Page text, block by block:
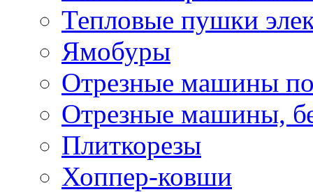
Тепловые пушки
Ямобуры
Отрезные машины
Отрезные машины,
Плиткорезы
Хоппер-ковши